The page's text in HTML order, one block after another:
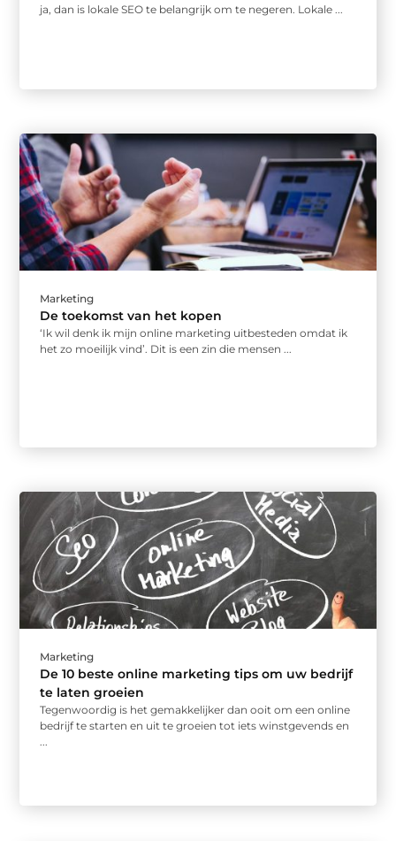
ja, dan is lokale SEO te belangrijk om te negeren. Lokale ...
Marketing
De toekomst van het kopen
‘Ik wil denk ik mijn online marketing uitbesteden omdat ik
het zo moeilijk vind’. Dit is een zin die mensen ...
Marketing
De 10 beste online marketing tips om uw bedrijf
te laten groeien
Tegenwoordig is het gemakkelijker dan ooit om een ​​online
bedrijf te starten en uit te groeien tot iets winstgevends en
...